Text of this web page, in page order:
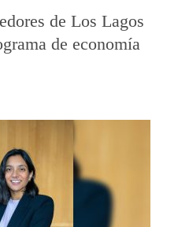
de Los Lagos
de economía